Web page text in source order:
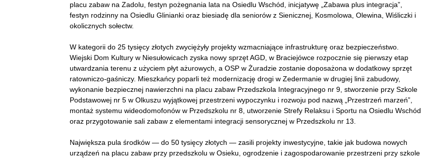
placu zabaw na Zadolu, festyn pożegnania lata na Osiedlu Wschód, inicjatywę „Zabawa plus integracja”,
festyn rodzinny na Osiedlu Glinianki oraz biesiadę dla seniorów z Sienicznej, Kosmolowa, Olewina, Wiśliczki i
okolicznych sołectw.
W kategorii do 25 tysięcy złotych zwyciężyły projekty wzmacniające infrastrukturę oraz bezpieczeństwo.
Wiejski Dom Kultury w Niesułowicach zyska nowy sprzęt AGD, w Braciejówce rozpocznie się pierwszy etap
utwardzania terenu z użyciem płyt ażurowych, a OSP w Żuradzie zostanie doposażona w dodatkowy sprzęt
ratowniczo-gaśniczy. Mieszkańcy poparli też modernizację drogi w Zedermanie w drugiej linii zabudowy,
wykonanie bezpiecznej nawierzchni na placu zabaw Przedszkola Integracyjnego nr 9, stworzenie przy Szkole
Podstawowej nr 5 w Olkuszu wyjątkowej przestrzeni wypoczynku i rozwoju pod nazwą „Przestrzeń marzeń”,
montaż systemu wideodomofonów w Przedszkolu nr 8, utworzenie Strefy Relaksu i Sportu na Osiedlu Wschód
oraz przygotowanie sali zabaw z elementami integracji sensorycznej w Przedszkolu nr 13.
Największa pula środków — do 50 tysięcy złotych — zasili projekty inwestycyjne, takie jak budowa nowych
urządzeń na placu zabaw przy przedszkolu w Osieku, ogrodzenie i zagospodarowanie przestrzeni przy szkole